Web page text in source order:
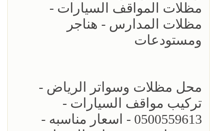
مظلات المواقف السيارات -
مظلات المدارس - هناجر
ومستودعات
محل مظلات وسواتر الرياض -
تركيب مواقف السيارات -
0500559613 - اسعار مناسبه -